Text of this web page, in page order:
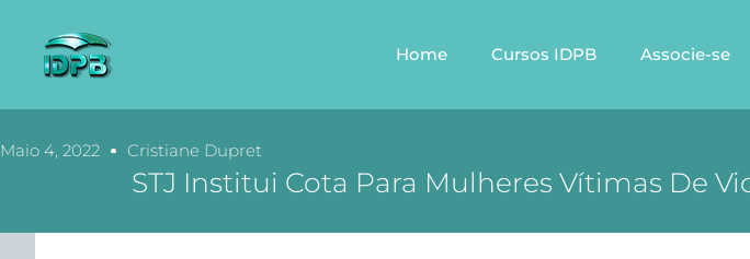
Home Cursos IDPB Associe-se
Maio 4, 2022 Cristiane Dupret
STJ Institui Cota Para Mulheres Vítimas De